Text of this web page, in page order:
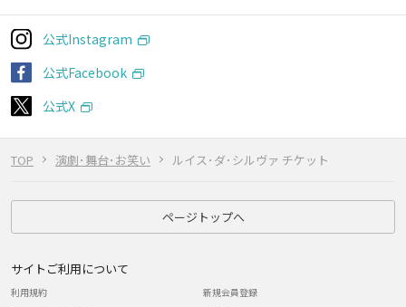
TOP 演劇･舞台･お笑い ルイス･ダ･シルヴァ チケット
公式Instagram
公式Facebook
公式X
ページトップへ
サイトご利用について
利用規約
新規会員登録